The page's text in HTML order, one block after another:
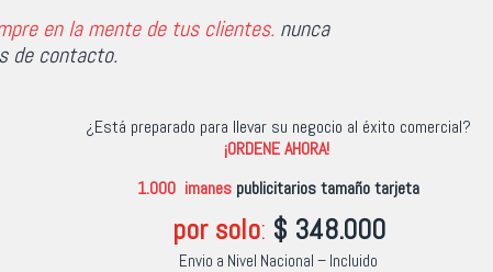
en la mente de tus clientes. nunca
de contacto.
¿Está preparado para llevar su negocio al éxito comercial?
¡ORDENE AHORA!
1.000 imanes publicitarios tamaño tarjeta
por solo: $ 348.000
Envio a Nivel Nacional – Incluido